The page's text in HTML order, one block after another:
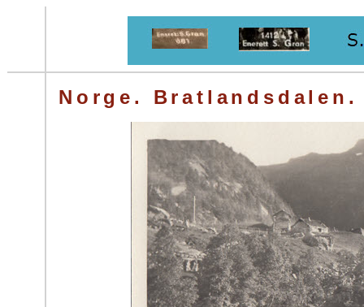
Norge. Bratlandsdalen.